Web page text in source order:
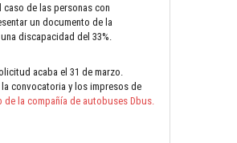
de las personas con
un documento de la
discapacidad del 33%.
acaba el 31 de marzo.
convocatoria y los impresos de
de la compañía de autobuses Dbus.